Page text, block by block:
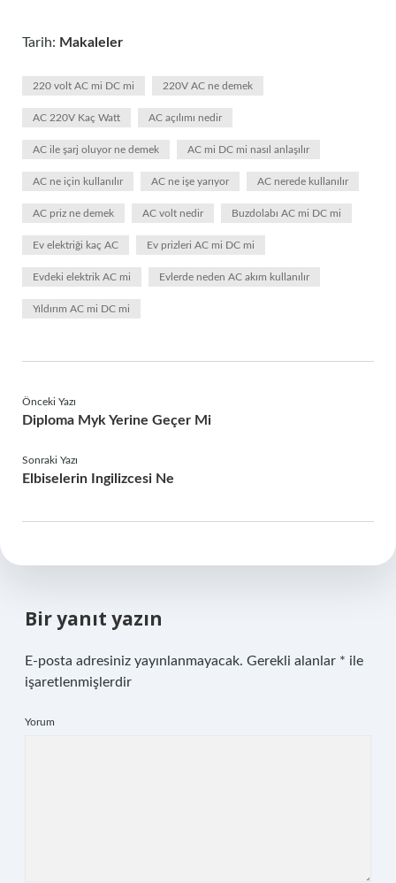
Tarih: Makaleler
220 volt AC mi DC mi 220V AC ne demek
AC 220V Kaç Watt AC açılımı nedir
AC ile şarj oluyor ne demek AC mi DC mi nasıl anlaşılır
AC ne için kullanılır AC ne işe yarıyor AC nerede kullanılır
AC priz ne demek AC volt nedir Buzdolabı AC mi DC mi
Ev elektriği kaç AC Ev prizleri AC mi DC mi
Evdeki elektrik AC mi Evlerde neden AC akım kullanılır
Yıldırım AC mi DC mi
Önceki Yazı
Diploma Myk Yerine Geçer Mi
Sonraki Yazı
Elbiselerin Ingilizcesi Ne
Bir yanıt yazın
E-posta adresiniz yayınlanmayacak. Gerekli alanlar * ile
işaretlenmişlerdir
Yorum